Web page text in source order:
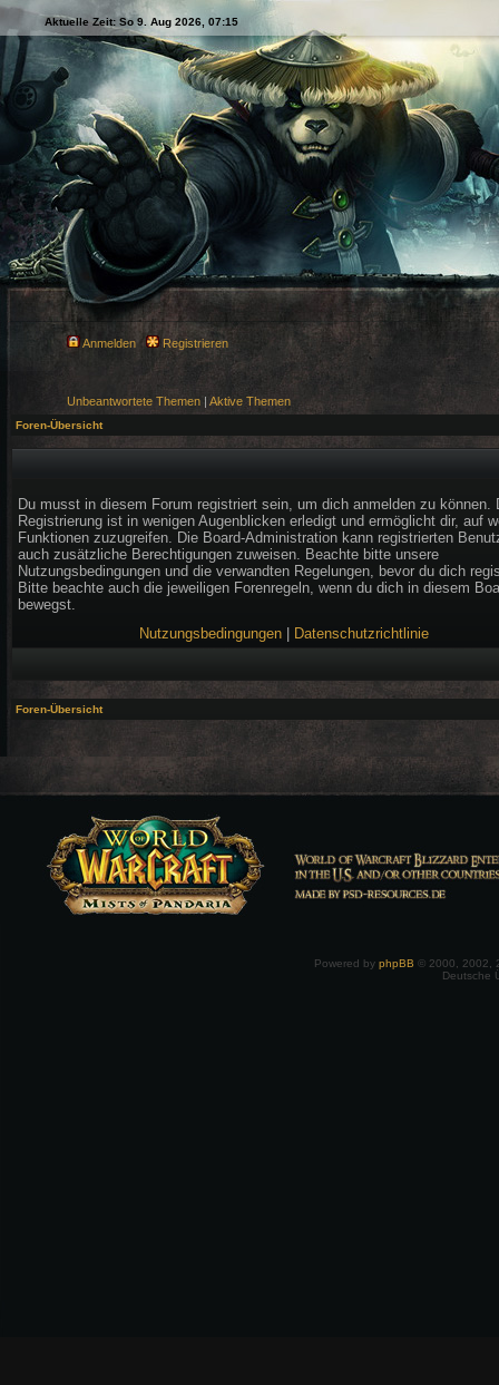
Aktuelle Zeit: So 9. Aug 2026, 07:15
Anmelden Registrieren
Unbeantwortete Themen | Aktive Themen
Foren-Übersicht
Du musst in diesem Forum registriert sein, um dich anmelden zu können.
Registrierung ist in wenigen Augenblicken erledigt und ermöglicht dir, auf
Funktionen zuzugreifen. Die Board-Administration kann registrierten
auch zusätzliche Berechtigungen zuweisen. Beachte bitte unsere
Nutzungsbedingungen und die verwandten Regelungen, bevor du dich
Bitte beachte auch die jeweiligen Forenregeln, wenn du dich in diesem
bewegst.
Nutzungsbedingungen
Datenschutzrichtlinie
Foren-Übersicht
Powered by phpBB © 2000, 2002,
Deutsche